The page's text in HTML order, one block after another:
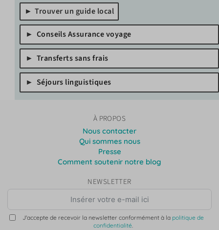
Trouver un guide local
Conseils Assurance voyage
Transferts sans frais
Séjours linguistiques
À PROPOS
Nous contacter
Qui sommes nous
Presse
Comment soutenir notre blog
NEWSLETTER
J'accepte de recevoir la newsletter conformément à la politique de
confidentialité.